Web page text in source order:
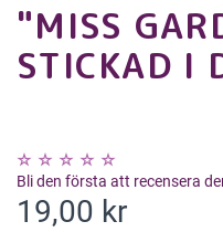
"MISS
STICKAD I
Bli den första att recensera
19,00 kr